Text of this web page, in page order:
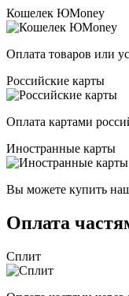
Кошелек ЮMoney
Оплата товаров или
Российские карты
Оплата картами
Иностранные карты
Вы можете купить
Оплата
Сплит